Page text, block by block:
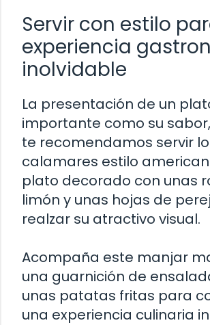
Servir con estilo
experiencia
inolvidable
La presentación de un
importante como su
te recomendamos servir
calamares estilo
plato decorado con unas
limón y unas hojas de
realzar su atractivo visual.
Acompaña este manjar
una guarnición de
unas patatas fritas para
una experiencia culinaria